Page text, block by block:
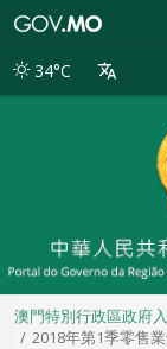
別
34°C
澳門特別行政區政府
2018年第1季零售